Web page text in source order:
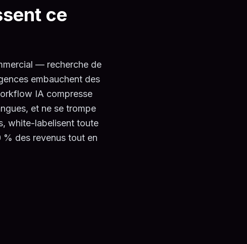
ce
— recherche de
embauchent des
IA compresse
et ne se trompe
white-labelisent toute
des revenus tout en